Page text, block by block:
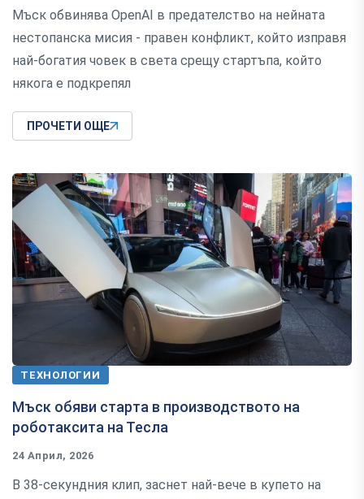
Мъск обвинява OpenAI в предателство на нейната
нестопанска мисия - правен конфликт, който изправя
най-богатия човек в света срещу стартъпа, който
някога е подкрепял
ПРОЧЕТИ ОЩЕ
ТЕХНОЛОГИИ
Мъск обяви старта в производството на
роботаксита на Тесла
24 Април, 2026
В 38-секундния клип, заснет най-вече в купето на